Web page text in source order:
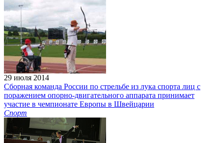
29 июля 2014
Сборная команда России по стрельбе из лука спорта лиц с
поражением опорно-двигательного аппарата принимает
участие в чемпионате Европы в Швейцарии
Спорт